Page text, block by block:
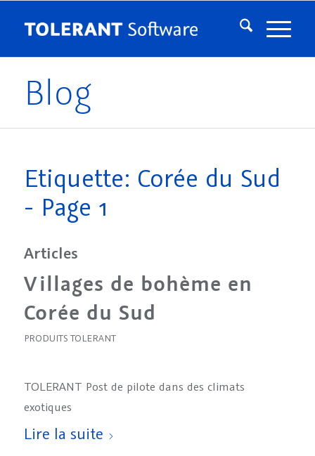
Blog
Etiquette: Corée du Sud
- Page 1
Articles
Villages de bohème en
Corée du Sud
PRODUITS TOLERANT
TOLERANT Post de pilote dans des climats
exotiques
Lire la suite